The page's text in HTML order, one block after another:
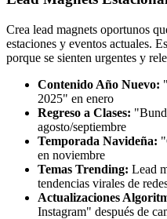
Crea lead magnets oportunos
estaciones y eventos actuales.
porque se sienten urgentes y
Contenido Año Nuevo:
2025" en enero
Regreso a Clases:
agosto/septiembre
Temporada Navideña:
en noviembre
Temas Trending: Lead
tendencias virales de
Actualizaciones
Instagram" después de